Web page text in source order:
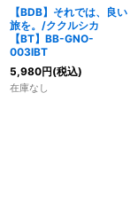
【BDB】それでは、良い
旅を。/ククルシカ
【BT】BB-GNO-
003lBT
5,980円(税込)
在庫なし